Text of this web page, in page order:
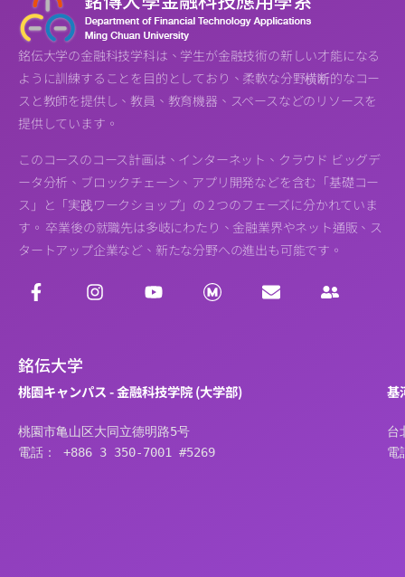
銘伝大学の金融科技学科は、学生が金融技術の新しい才能になる
ように訓練することを目的としており、柔軟な分野横断的なコー
スと教師を提供し、教員、教育機器、スペースなどのリソースを
提供しています。
このコースのコース計画は、インターネット、クラウド ビッグデ
ータ分析、ブロックチェーン、アプリ開発などを含む「基礎コー
ス」と「実践ワークショップ」の 2 つのフェーズに分かれていま
す。 卒業後の就職先は多岐にわたり、金融業界やネット通販、ス
タートアップ企業など、新たな分野への進出も可能です。
銘伝大学
桃園キャンパス - 金融科技学院 (大学部)
桃園市亀山区大同立德明路5号
電話： +886 3 350-7001 #5269
基
台
電